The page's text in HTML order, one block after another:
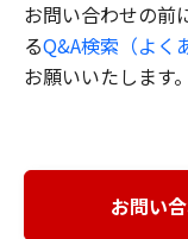
お問い合わせの前
るQ&A検索（よく
お願いいたします。
お問い